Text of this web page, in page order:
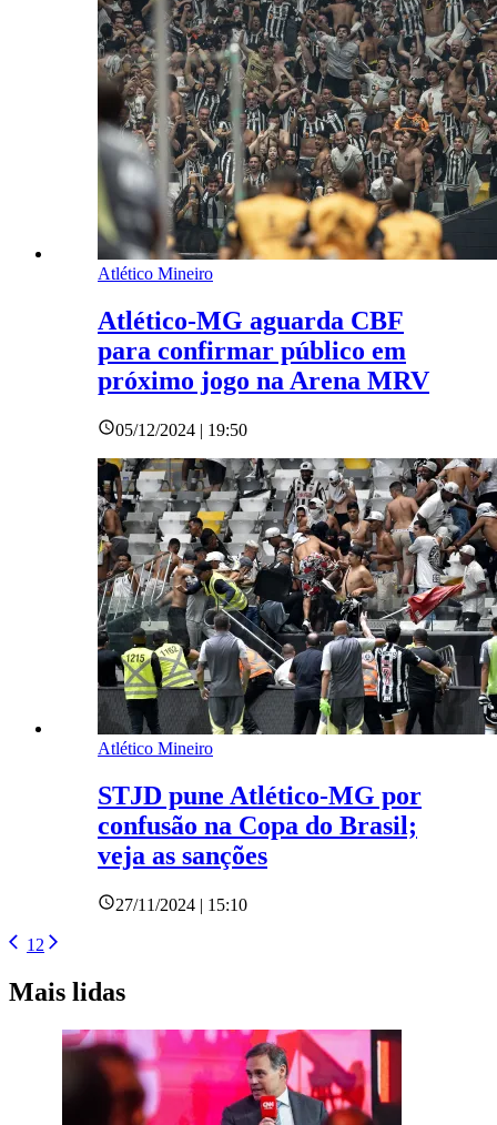
Atlético Mineiro
Atlético-MG aguarda CBF
para confirmar público em
próximo jogo na Arena MRV
05/12/2024 | 19:50
Atlético Mineiro
STJD pune Atlético-MG por
confusão na Copa do Brasil;
veja as sanções
27/11/2024 | 15:10
1 2
Mais lidas